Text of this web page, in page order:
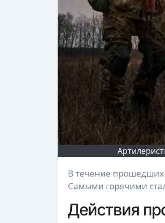
В течение прошедших суток, 6 июля, на фронте зафиксировали 255 боевых столкновений.
Самыми горячими
Действия